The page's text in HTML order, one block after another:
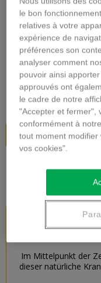
CROWN
Beschreibung
54,00 €inkl.
In den Warenkorb
Im Mittelpunkt der
dieser natürliche
le bon
relatives à votre
expérience de
préférences son
analyser comment
pouvoir ainsi
approuvés ont
le cadre de notre
"Accepter et fermer",
conformément à
tout moment
vos cookies".